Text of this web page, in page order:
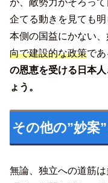
が、敵勢力がそろっ
企てる動きを見ても
本側の国益にかない
向で建設的な政策であ
の恩恵を受ける日本
ょう。
その他の”妙案
無論、独立への道筋は